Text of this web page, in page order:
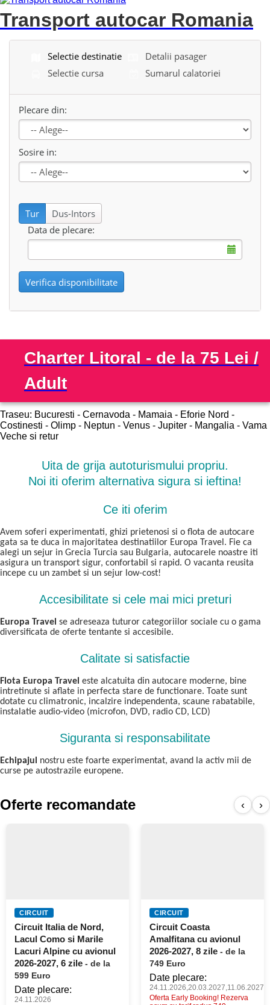
Transport autocar Romania
Selectie destinatie
Selectie cursa
Detalii pasager
Sumarul calatoriei
Plecare din:
Sosire in:
Tur
Dus-Intors
Data de plecare:
Verifica disponibilitate
Charter Litoral - de la 75 Lei /
Adult
Traseu: Bucuresti - Cernavoda - Mamaia - Eforie Nord -
Costinesti - Olimp - Neptun - Venus - Jupiter - Mangalia - Vama
Veche si retur
Uita de grija autoturismului propriu.
Noi iti oferim alternativa sigura si ieftina!
Ce iti oferim
Avem soferi experimentati, ghizi prietenosi si o flota de autocare
gata sa te duca in majoritatea destinatiilor Europa Travel. Fie ca
alegi un sejur in Grecia Turcia sau Bulgaria, autocarele noastre iti
asigura un transport sigur, confortabil si rapid. O vacanta reusita
incepe cu un zambet si un sejur low-cost!
Accesibilitate si cele mai mici preturi
Europa Travel se adreseaza tuturor categoriilor sociale cu o gama
diversificata de oferte tentante si accesibile.
Calitate si satisfactie
Flota Europa Travel este alcatuita din autocare moderne, bine
intretinute si aflate in perfecta stare de functionare. Toate sunt
dotate cu climatronic, incalzire independenta, scaune rabatabile,
instalatie audio-video (microfon, DVD, radio CD, LCD)
Siguranta si responsabilitate
Echipajul
nostru este foarte experimentat, avand la activ mii de
curse pe autostrazile europene.
Oferte recomandate ‹ ›
CIRCUIT
Circuit Italia de Nord,
Lacul Como si Marile
Lacuri Alpine cu avionul
2026-2027, 6 zile - de la
599 Euro
Date plecare:
24.11.2026
CIRCUIT
Circuit Coasta
Amalfitana cu avionul
2026-2027, 8 zile - de la
749 Euro
Date plecare:
24.11.2026,20.03.2027,11.06.2027
Oferta Early Booking! Rezerva